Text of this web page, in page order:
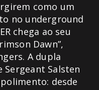
como um
no underground
chega ao seu
Dawn”,
A dupla
Salsten
desde